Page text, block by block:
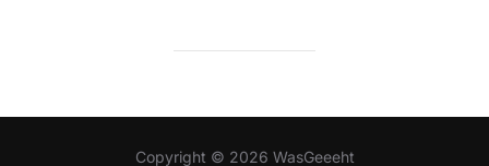
Copyright © 2026 WasGeeeht